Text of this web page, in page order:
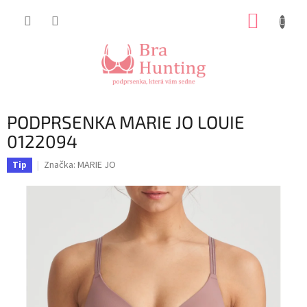
PODPRSENKA MARIE JO LOUIE
0122094
Tip Značka: MARIE JO